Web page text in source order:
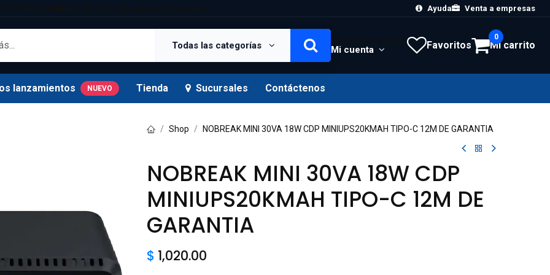
Ayuda Venta a empresas
Todas las categorías Mi cuenta Favoritos Mi carrito
0
lanzamientos NUEVO Tienda Sucursales Contáctenos
Shop NOBREAK MINI 30VA 18W CDP MINIUPS20KMAH TIPO-C 12M DE GARANTIA
NOBREAK MINI 30VA 18W CDP
MINIUPS20KMAH TIPO-C 12M DE
GARANTIA
$ 1,020.00